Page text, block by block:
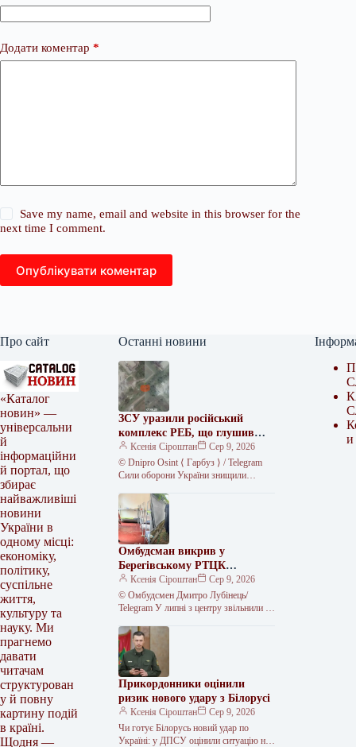
Додати коментар *
Save my name, email and website in this browser for the
next time I comment.
Опублікувати коментар
Про сайт
«Каталог
новин» —
універсальни
й
інформаційни
й портал, що
збирає
найважливіші
новини
України в
одному місці:
економіку,
політику,
суспільне
життя,
культуру та
науку. Ми
прагнемо
давати
читачам
структурован
у й повну
картину подій
в країні.
Щодня —
Останні новини
ЗСУ уразили російський
комплекс РЕБ, що глушив
Starlink
Ксенія Сіроштан
Сер 9, 2026
© Dnipro Osint ⟨ Гарбуз ⟩ / Telegram
Сили оборони України знищили
боротьби «Волна Купол Гарант» на…
Омбудсман викрив у
Берегівському РТЦК
незаконне скасування
відстрочок та утримання
громадян
Ксенія Сіроштан
Сер 9, 2026
© Омбудсмен Дмитро Лубінець/
Telegram У липні з центру звільнили 11
утримували протиправно.
Представник омбудсмана…
Прикордонники оцінили
ризик нового удару з Білорусі
Ксенія Сіроштан
Сер 9, 2026
Чи готує Білорусь новий удар по
Україні: у ДПСУ оцінили ситуацію на
и